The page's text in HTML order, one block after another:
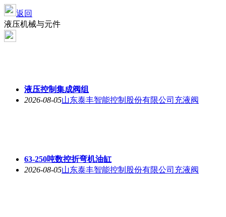
返回
液压机械与元件
液压控制集成阀组
2026-08-05山东泰丰智能控制股份有限公司充液阀
63-250吨数控折弯机油缸
2026-08-05山东泰丰智能控制股份有限公司充液阀